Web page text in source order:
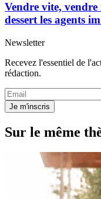
Vendre vite, vendre
dessert les agents
Newsletter
Recevez l'essentiel de
rédaction.
Je m'inscris
Sur le même